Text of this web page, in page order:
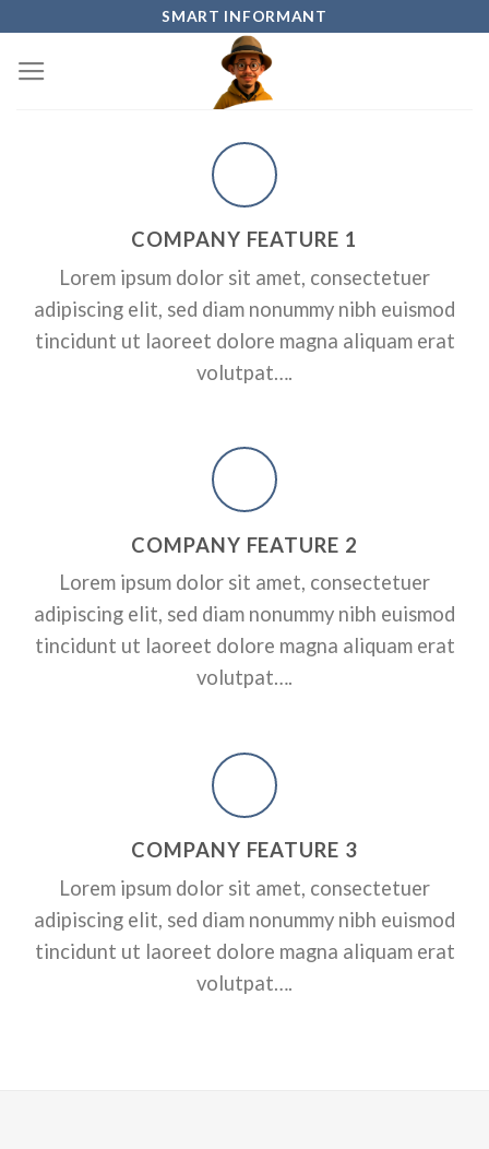
content
SMART INFORMANT
ADD SOME
nonummy nibh euismod
erat volutpat….
ut laoreet dolore magna
COMPANY FEATURE 1
Lorem ipsum dolor sit amet, consectetuer
adipiscing elit, sed diam nonummy nibh euismod
tincidunt ut laoreet dolore magna aliquam erat
volutpat….
COMPANY FEATURE 2
Lorem ipsum dolor sit amet, consectetuer
adipiscing elit, sed diam nonummy nibh euismod
tincidunt ut laoreet dolore magna aliquam erat
volutpat….
COMPANY FEATURE 3
Lorem ipsum dolor sit amet, consectetuer
adipiscing elit, sed diam nonummy nibh euismod
tincidunt ut laoreet dolore magna aliquam erat
volutpat….